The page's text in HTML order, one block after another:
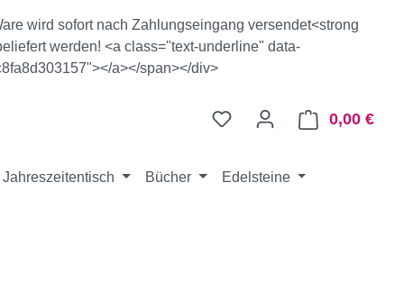
wird sofort nach Zahlungseingang versendet<strong
werden! <a class="text-underline" data-
a></span></div>
0,00 €
Jahreszeitentisch Bücher Edelsteine